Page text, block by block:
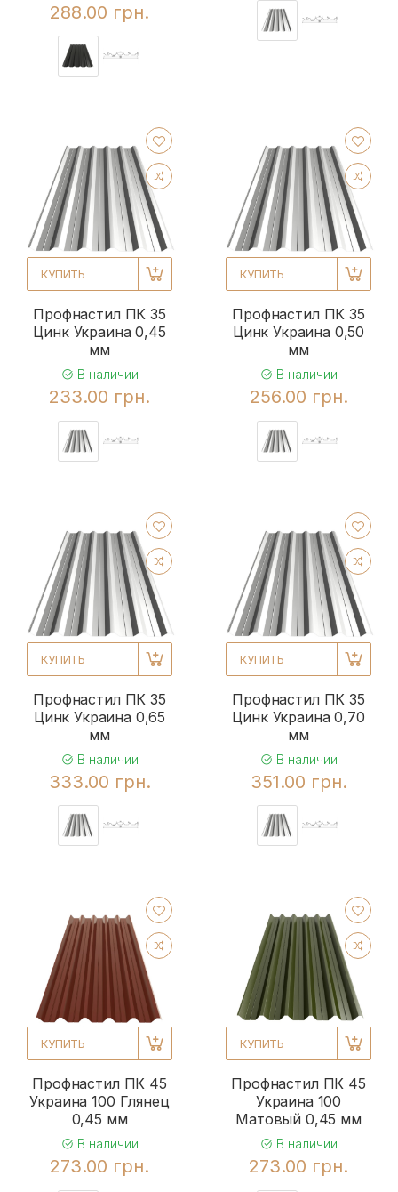
288.00 грн.
КУПИТЬ
Профнастил ПК 35
Цинк Украина 0,45
мм
В наличии
233.00 грн.
КУПИТЬ
Профнастил ПК 35
Цинк Украина 0,50
мм
В наличии
256.00 грн.
КУПИТЬ
Профнастил ПК 35
Цинк Украина 0,65
мм
В наличии
333.00 грн.
КУПИТЬ
Профнастил ПК 35
Цинк Украина 0,70
мм
В наличии
351.00 грн.
КУПИТЬ
Профнастил ПК 45
Украина 100 Глянец
0,45 мм
В наличии
273.00 грн.
КУПИТЬ
Профнастил ПК 45
Украина 100
Матовый 0,45 мм
В наличии
273.00 грн.